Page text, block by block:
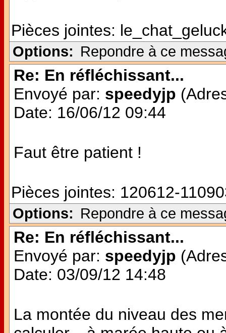
Pièces jointes:
Options: Repondre à ce
Re: En réfléchissant...
Envoyé par: speedyjp
Date: 16/06/12 09:44
Faut être patient !
Pièces jointes: 120612-
Options: Repondre à ce
Re: En réfléchissant...
Envoyé par: speedyjp
Date: 03/09/12 14:48
La montée du niveau des